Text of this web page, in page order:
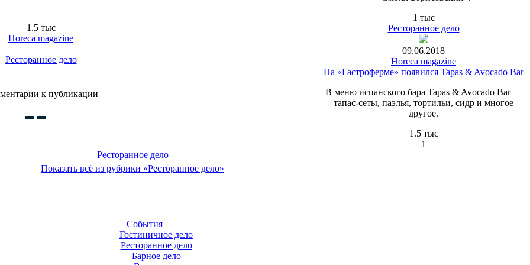
1.5 тыс
Horeca magazine
Ресторанное дело
к публикации
1 тыс
Ресторанное дело
09.06.2018
Horeca magazine
На «Гастроферме» появился Tapas & Avocado Bar
В меню испанского бара Tapas & Avocado Bar —
тапас-сеты, паэлья, тортильи, сидр и многое
другое.
1.5 тыс
1
Ресторанное дело
Показать всё из рубрики «Ресторанное дело»
События
Гостиничное дело
Ресторанное дело
Барное дело